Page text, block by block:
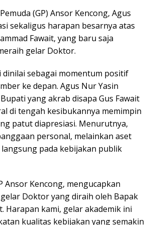
(GP) Ansor Kencong, Agus
sekaligus harapan besarnya atas
Fawait, yang baru saja
gelar Doktor.
sebagai momentum positif
ke depan. Agus Nur Yasin
yang akrab disapa Gus Fawait
di tengah kesibukannya memimpin
patut diapresiasi. Menurutnya,
personal, melainkan aset
pada kebijakan publik
Ansor Kencong, mengucapkan
Doktor yang diraih oleh Bapak
Harapan kami, gelar akademik ini
kualitas kebijakan yang semakin